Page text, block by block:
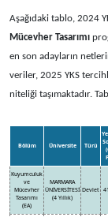
Aşağıdaki tablo, 2024
Mücevher Tasarımı
en son adayların
veriler, 2025 YKS
niteliği taşımaktadır.
Bölüm Üniversite Türü
Kuyumculuk
ve
Mücevher
Tasarımı
(EA)
MARMARA
ÜNİVERSİTESİ
(4 Yıllık)
Devlet